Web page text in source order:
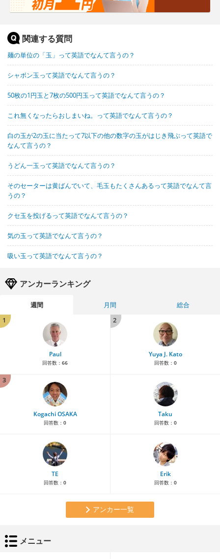
関連する質問
麺の単位の「玉」って英語でなんて言うの？
シャボン玉って英語でなんて言うの？
50枚の1円玉と7枚の500円玉って英語でなんて言うの？
これ無くなったらおしまいね。って英語でなんて言うの？
白の玉が2の玉に当たって7以下の他の数字の玉がはじき飛ぶって英語で
なんて言うの？
うどん一玉って英語でなんて言うの？
そのセーターは黄ばんでいて、毛玉もたくさんあるって英語でなんて言
うの？
クセ玉を投げるって英語でなんて言うの？
気の玉って英語でなんて言うの？
吸い玉って英語でなんて言うの？
アンカーランキング
週間 月間
総合
1
Paul
回答数： 66
2
Yuya J. Kato
回答数： 0
3
Kogachi OSAKA
回答数： 0
Taku
回答数： 0
TE
回答数： 0
Erik
回答数： 0
アンカー一覧
メニュー